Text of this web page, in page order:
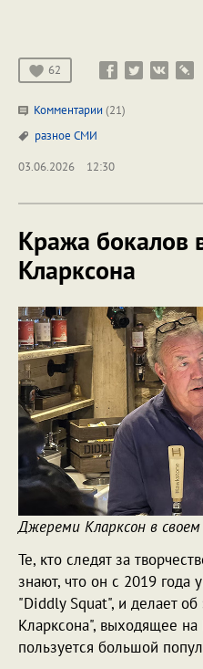
62
Комментарии (21)
разное СМИ
03.06.2026
12:30
Кража бокалов
Кларксона
Джереми Кларксон в своем
Те, кто следят за
знают, что он с 2019 года
"Diddly Squat", и делает
Кларксона", выходящее
пользуется большой